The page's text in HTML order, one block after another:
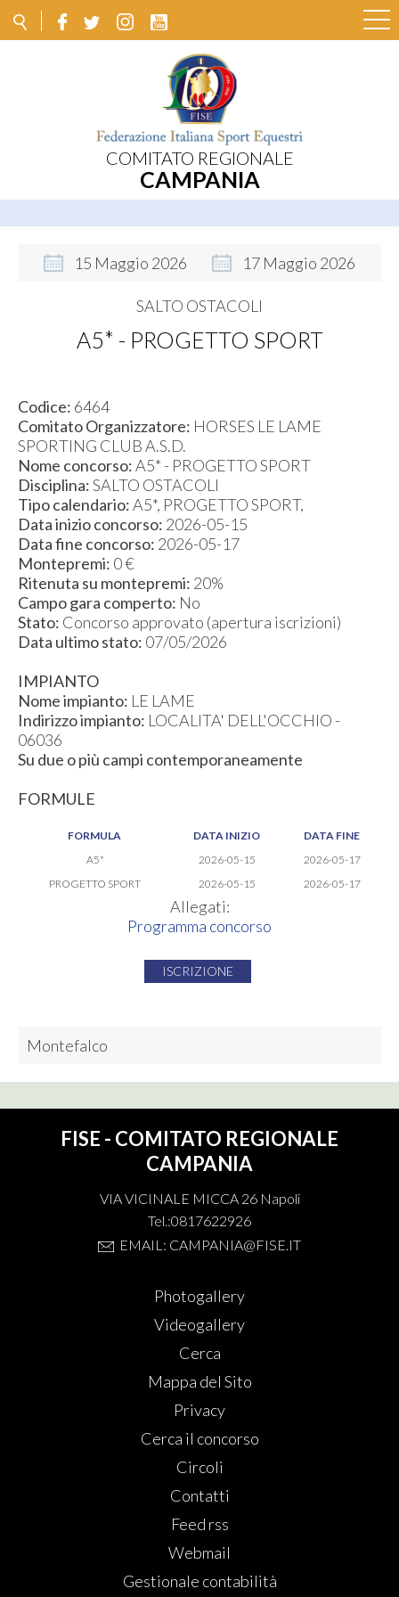
COMITATO REGIONALE
CAMPANIA
15 Maggio 2026 17 Maggio 2026
A5* - PROGETTO SPORT
Codice: 6464
Comitato Organizzatore: HORSES LE LAME
SPORTING CLUB A.S.D.
Nome concorso:A5* - PROGETTO SPORT
Disciplina:SALTO OSTACOLI
Tipo calendario:A5*, PROGETTO SPORT,
Data inizio concorso: 2026-05-15
Data fine concorso: 2026-05-17
Montepremi: 0 €
Ritenuta su montepremi: 20%
Campo gara comperto: No
Stato: Concorso approvato (apertura iscrizioni)
Data ultimo stato: 07/05/2026
IMPIANTO
Nome impianto: LE LAME
Indirizzo impianto: LOCALITA' DELL'OCCHIO -
06036
Su due o più campi contemporaneamente
FORMULE
FORMULA DATA INIZIO
DATA FINE
A5*
2026-05-15
2026-05-17
PROGETTO SPORT
2026-05-15 2026-05-17
Allegati:
Programma concorso
ISCRIZIONE
SALTO OSTACOLI
Montefalco
FISE - COMITATO REGIONALE
CAMPANIA
VIA VICINALE MICCA 26 Napoli
Tel.:0817622926
EMAIL: CAMPANIA@FISE.IT
Photogallery
Videogallery
Cerca
Mappa del Sito
Privacy
Cerca il concorso
Circoli
Contatti
Feed rss
Webmail
Gestionale contabilità